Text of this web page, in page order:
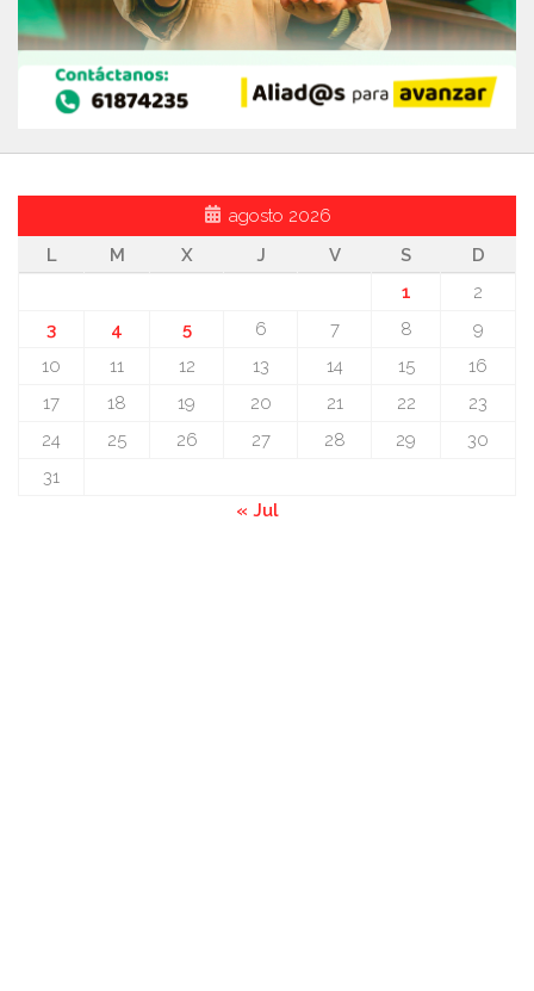
agosto 2026
L
M X J V S
D
1
2
3
4 5 6 7 8
9
10
11 12 13 14 15
16
17
18 19 20 21 22
23
24
25 26 27 28 29
30
31
« Jul